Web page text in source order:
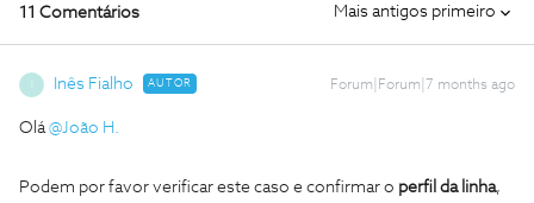
11 Comentários Mais antigos primeiro
Inês Fialho AUTOR Forum|Forum|7 months ago
Olá ​@João H.
Podem por favor verificar este caso e confirmar o perfil da linha,